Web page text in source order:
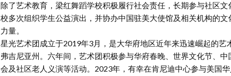
除了艺术教育，梁红舞蹈学校积极履行社会责任，长期参与社区
校多次组织学生公益演出，并协办中国驻美大使馆及相关机构的
力量。
星光艺术团成立于2019年3月，是大华府地区近年来迅速崛起的艺
弗吉尼亚州。六年间，艺术团积极参与华府春晚、世界文化节、
会及社区老人义演等活动。2023年，有幸在肯尼迪中心参与美国